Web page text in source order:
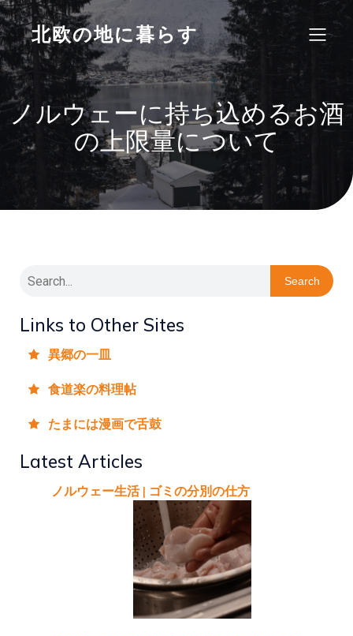
北欧の地に暮らす
ノルウェーに持ち込めるお酒
の上限量について
Search
Links to Other Sites
異郷の一皿
食道楽の料理帖
たまには漫画で舌鼓
Latest Articles
ノルウェー生活 | ゴミの分別の仕方